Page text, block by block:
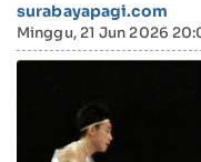
surabayapagi.com
Minggu, 21 Jun 2026